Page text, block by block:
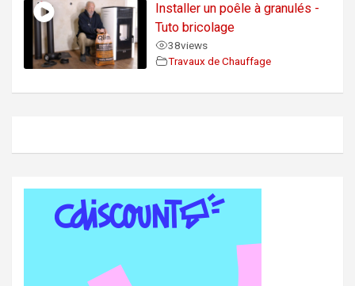
Installer un poêle à granulés -
Tuto bricolage
38views
Travaux de Chauffage